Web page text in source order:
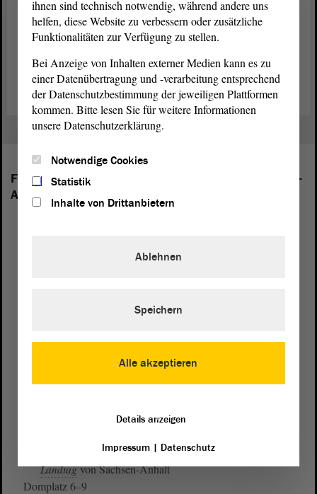
Rücktritts von Präsident Gürth ist die stärksteFraktionimLandtag
– dieFraktionder CDU – berechtigt, eine Abgeordnete oder einen
Abgeordneten für das Präsidentenamt vorzuschlagen. Die
der CDU hat angekündigt, darüber beraten und mit den anderen
Fraktionen ins Gespräch kommen zu wollen.
Folgende Fraktionen sind im Landtag von Sachsen-
Anhalt vertreten:
Landtagvon Sachsen-Anhalt
Domplatz 6–9
ihnen sind technisch notwendig, während andere uns
helfen, diese Website zu verbessern oder zusätzliche
Funktionalitäten zur Verfügung zu stellen.
Bei Anzeige von Inhalten externer Medien kann es zu
einer Datenübertragung und -verarbeitung entsprechend
der Datenschutzbestimmung der jeweiligen Plattformen
kommen. Bitte lesen Sie für weitere Informationen
unsere Datenschutzerklärung.
Notwendige Cookies
Statistik
Inhalte von Drittanbietern
Alle akzeptieren
Ablehnen
Speichern
Details anzeigen
Impressum| Datenschutz